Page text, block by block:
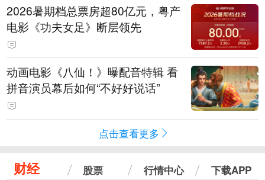
2026暑期档总票房超80亿元，粤产
电影《功夫女足》断层领先
动画电影《八仙！》曝配音特辑 看
拼音演员幕后如何“不好好说话”
点击查看更多
财经 股票 行情中心 下载APP